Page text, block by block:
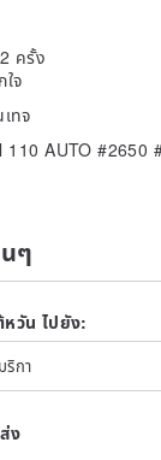
ครั้ง
จ
ทจ
110 AUTO #2650
ๆ
หวัน ไปยัง:
ริกา
ง